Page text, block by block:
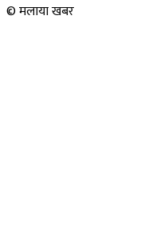
© मलाया खबर